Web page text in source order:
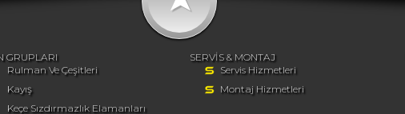
GRUPLARI
Rulman Ve Çeşitleri
Kayış
Keçe Sızdırmazlık Elamanları
SERVİS & MONTAJ
Servis Hizmetleri
Montaj Hizmetleri